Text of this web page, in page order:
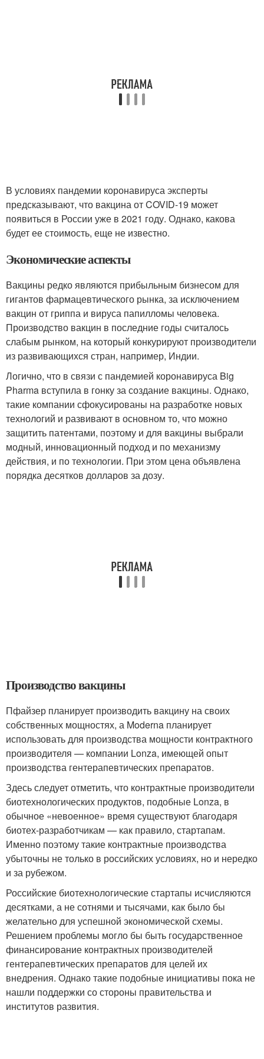
В условиях пандемии коронавируса эксперты
предсказывают, что вакцина от COVID-19 может
появиться в России уже в 2021 году. Однако, какова
будет ее стоимость, еще не известно.
Экономические аспекты
Вакцины редко являются прибыльным бизнесом для
гигантов фармацевтического рынка, за исключением
вакцин от гриппа и вируса папилломы человека.
Производство вакцин в последние годы считалось
слабым рынком, на который конкурируют производители
из развивающихся стран, например, Индии.
Логично, что в связи с пандемией коронавируса Big
Pharma вступила в гонку за создание вакцины. Однако,
такие компании сфокусированы на разработке новых
технологий и развивают в основном то, что можно
защитить патентами, поэтому и для вакцины выбрали
модный, инновационный подход и по механизму
действия, и по технологии. При этом цена объявлена
порядка десятков долларов за дозу.
Производство вакцины
Пфайзер планирует производить вакцину на своих
собственных мощностях, а Moderna планирует
использовать для производства мощности контрактного
производителя — компании Lonza, имеющей опыт
производства гентерапевтических препаратов.
Здесь следует отметить, что контрактные производители
биотехнологических продуктов, подобные Lonza, в
обычное «невоенное» время существуют благодаря
биотех-разработчикам — как правило, стартапам.
Именно поэтому такие контрактные производства
убыточны не только в российских условиях, но и нередко
и за рубежом.
Российские биотехнологические стартапы исчисляются
десятками, а не сотнями и тысячами, как было бы
желательно для успешной экономической схемы.
Решением проблемы могло бы быть государственное
финансирование контрактных производителей
гентерапевтических препаратов для целей их
внедрения. Однако такие подобные инициативы пока не
нашли поддержки со стороны правительства и
институтов развития.